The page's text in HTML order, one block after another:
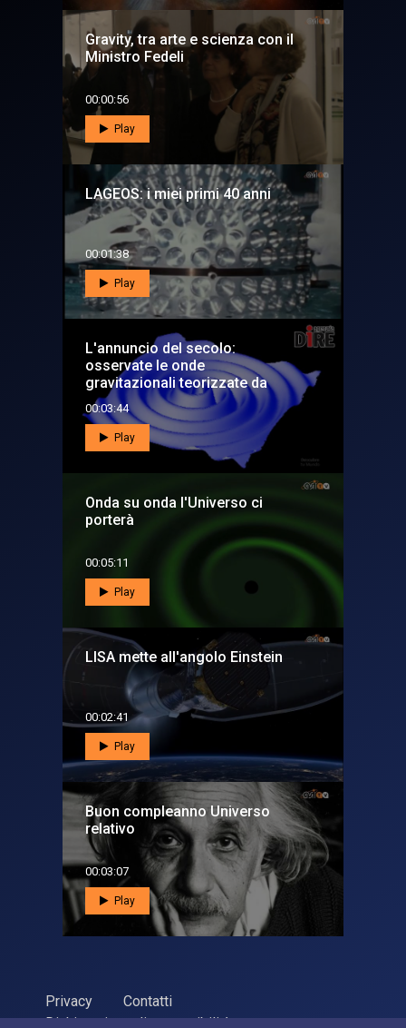
Gravity, tra arte e scienza con il
Ministro Fedeli
00:00:56
Play
LAGEOS: i miei primi 40 anni
00:01:38
Play
L'annuncio del secolo:
osservate le onde
gravitazionali teorizzate da
Einstein
00:03:44
Play
Onda su onda l'Universo ci
porterà
00:05:11
Play
LISA mette all'angolo Einstein
00:02:41
Play
Buon compleanno Universo
relativo
00:03:07
Play
Privacy
Contatti
Dichiarazione di accessibilità